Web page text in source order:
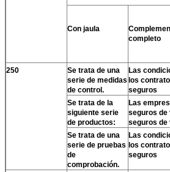
Con jaula
completo
250
Se trata de una
serie de medidas
de control.
Las
los
seguros
Se trata de la
siguiente serie
de productos:
Las
seguros de
seguros de
Se trata de una
serie de pruebas
de
comprobación.
Las
los
seguros